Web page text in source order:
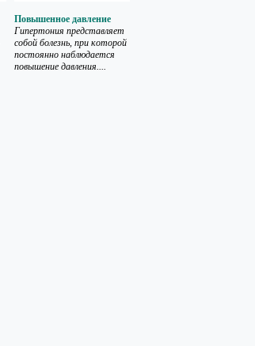
Повышенное давление
Гипертония представляет
собой болезнь, при которой
постоянно наблюдается
повышение давления....